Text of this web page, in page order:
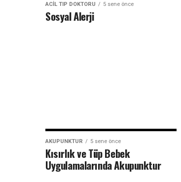
ACIL TIP DOKTORU 5 sene önce
Sosyal Alerji
AKUPUNKTUR 5 sene önce
Kısırlık ve Tüp Bebek
Uygulamalarında Akupunktur